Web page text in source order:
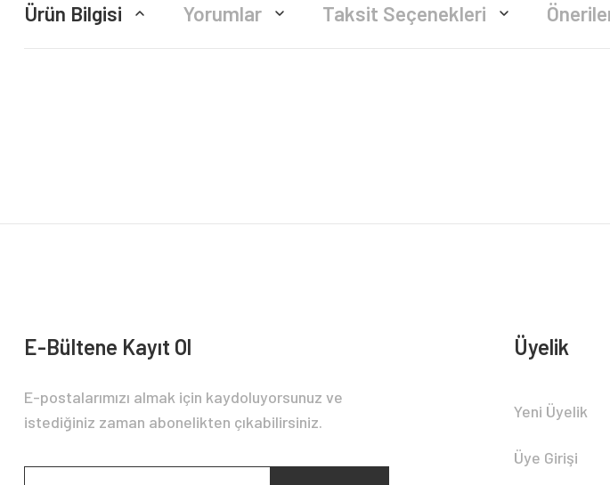
Ürün Bilgisi Yorumlar Taksit Seçenekleri
E-Bültene Kayıt Ol
E-postalarımızı almak için kaydoluyorsunuz ve
istediğiniz zaman abonelikten çıkabilirsiniz.
Üyelik
Yeni Üyelik
Üye Girişi